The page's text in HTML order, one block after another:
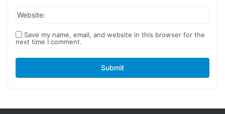
Website:
Save my name, email, and website in this browser for the
next time I comment.
Submit